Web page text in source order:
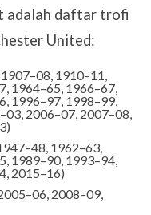
adalah daftar trofi
United:
1910–11,
1964–65, 1966–67,
1996–97, 1998–99,
2006–07, 2007–08,
1962–63,
1989–90, 1993–94,
2015–16)
2008–09,